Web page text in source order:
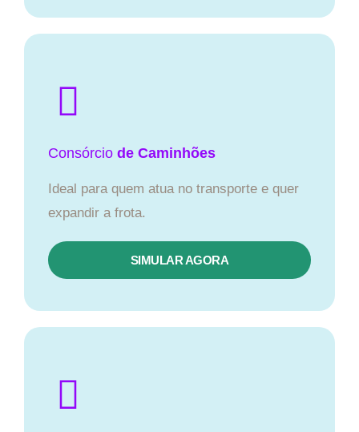
Consórcio de Caminhões
Ideal para quem atua no transporte e quer
expandir a frota.
SIMULAR AGORA